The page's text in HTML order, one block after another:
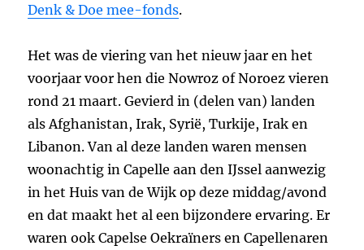
Denk & Doe mee-fonds.
Het was de viering van het nieuw jaar en het
voorjaar voor hen die Nowroz of Noroez vieren
rond 21 maart. Gevierd in (delen van) landen
als Afghanistan, Irak, Syrië, Turkije, Irak en
Libanon. Van al deze landen waren mensen
woonachtig in Capelle aan den IJssel aanwezig
in het Huis van de Wijk op deze middag/avond
en dat maakt het al een bijzondere ervaring. Er
waren ook Capelse Oekraïners en Capellenaren